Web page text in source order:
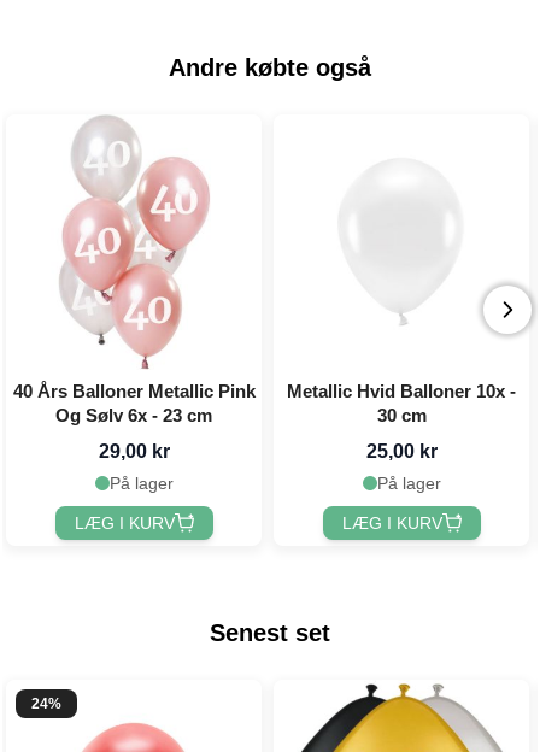
Andre købte også
40 Års Balloner Metallic Pink
Og Sølv 6x - 23 cm
29,00 kr
På lager
LÆG I KURV
Metallic Hvid Balloner 10x -
30 cm
25,00 kr
På lager
LÆG I KURV
Senest set
24%